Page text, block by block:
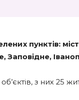
пунктів:
з них 25